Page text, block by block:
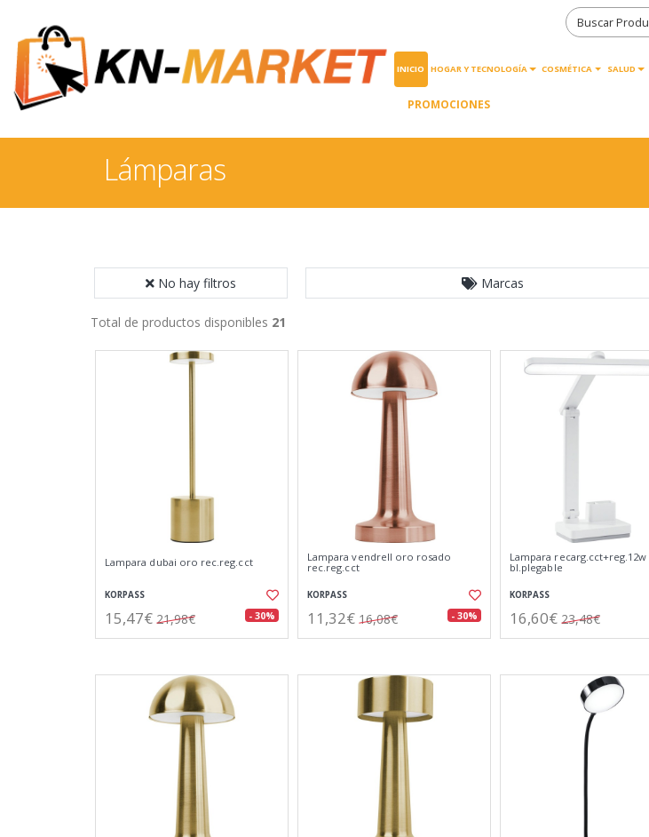
INICIO HOGAR Y TECNOLOGÍA COSMÉTICA SALUD
PROMOCIONES
Lámparas
No hay filtros Marcas
Total de productos disponibles 21
Lampara dubai oro rec.reg.cct
KORPASS
15,47€ 21,98€ - 30%
Lampara vendrell oro rosado
rec.reg.cct
KORPASS
11,32€ 16,08€ - 30%
Lampara recarg.cct+reg.12w
bl.plegable
KORPASS
16,60€ 23,48€